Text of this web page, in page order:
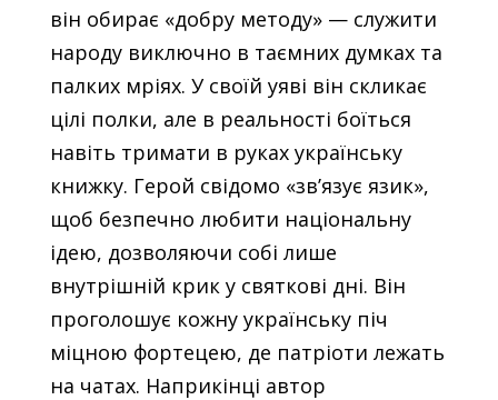
він обирає «добру методу» — служити
народу виключно в таємних думках та
палких мріях. У своїй уяві він скликає
цілі полки, але в реальності боїться
навіть тримати в руках українську
книжку. Герой свідомо «зв’язує язик»,
щоб безпечно любити національну
ідею, дозволяючи собі лише
внутрішній крик у святкові дні. Він
проголошує кожну українську піч
міцною фортецею, де патріоти лежать
на чатах. Наприкінці автор